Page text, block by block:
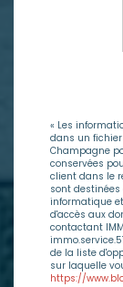
« Les
dans un fichier
Champagne
conservées
client dans le
sont
informatique
d'accès aux
contactant
de la liste
sur laquelle
https://